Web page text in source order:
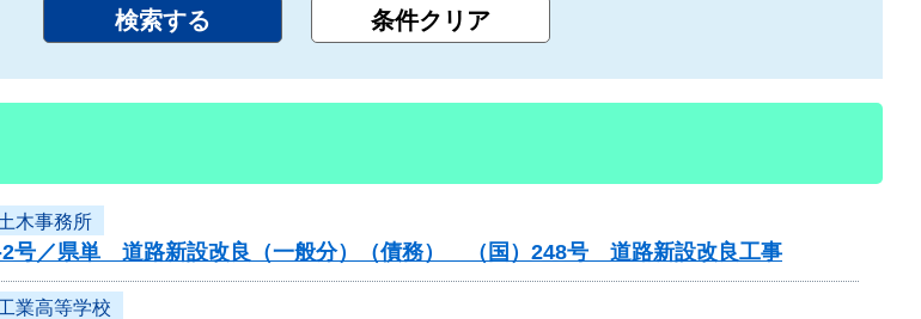
木事務所
2号／県単 道路新設改良（一般分）（債務） （国）248号 道路新設改良工事
業高等学校